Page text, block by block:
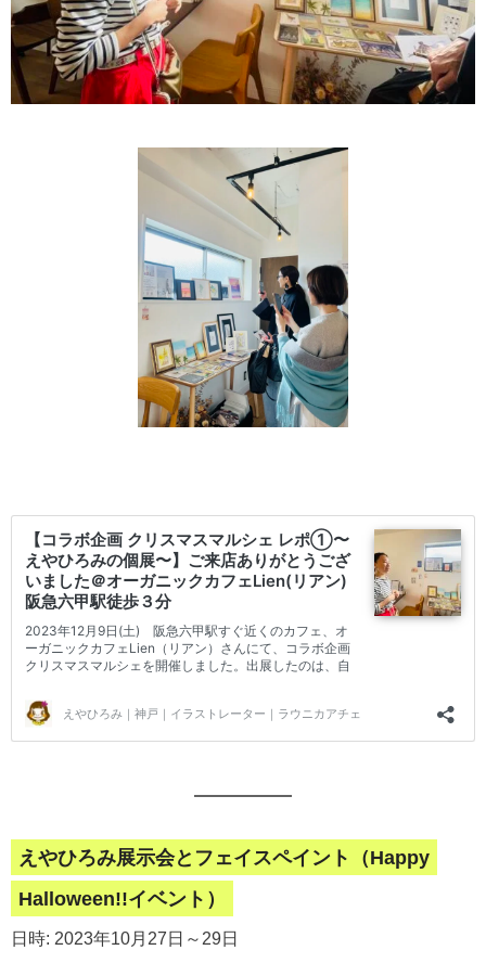
えやひろみ展示会とフェイスペイント（Happy
Halloween!!イベント）
日時: 2023年10月27日～29日